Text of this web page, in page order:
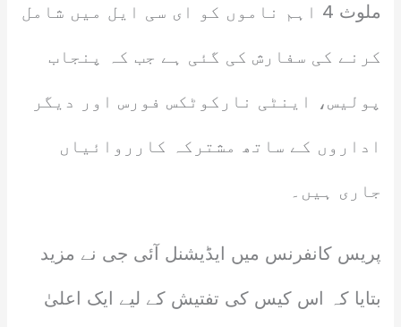
ملوث 4 اہم ناموں کو ای سی ایل میں شامل
کرنے کی سفارش کی گئی ہے جب کہ پنجاب
پولیس، اینٹی نارکوٹکس فورس اور دیگر
اداروں کے ساتھ مشترکہ کارروائیاں
جاری ہیں۔
پریس کانفرنس میں ایڈیشنل آئی جی نے مزید
بتایا کہ اس کیس کی تفتیش کے لیے ایک اعلیٰ